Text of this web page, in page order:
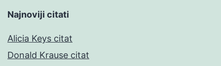
Najnoviji citati
Alicia Keys citat
Donald Krause citat